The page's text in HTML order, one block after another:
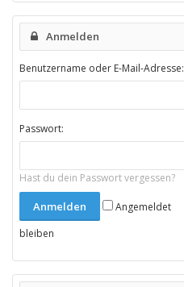
Anmelden
Benutzername oder E-Mail-Adresse:
Passwort:
Hast du dein Passwort vergessen?
Angemeldet
bleiben